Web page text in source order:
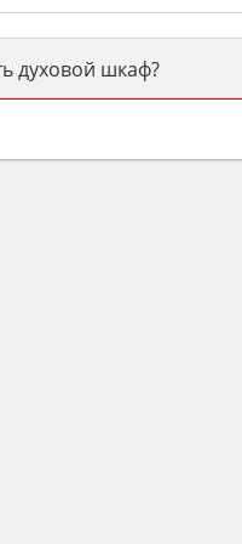
духовой шкаф?
не ниже A и